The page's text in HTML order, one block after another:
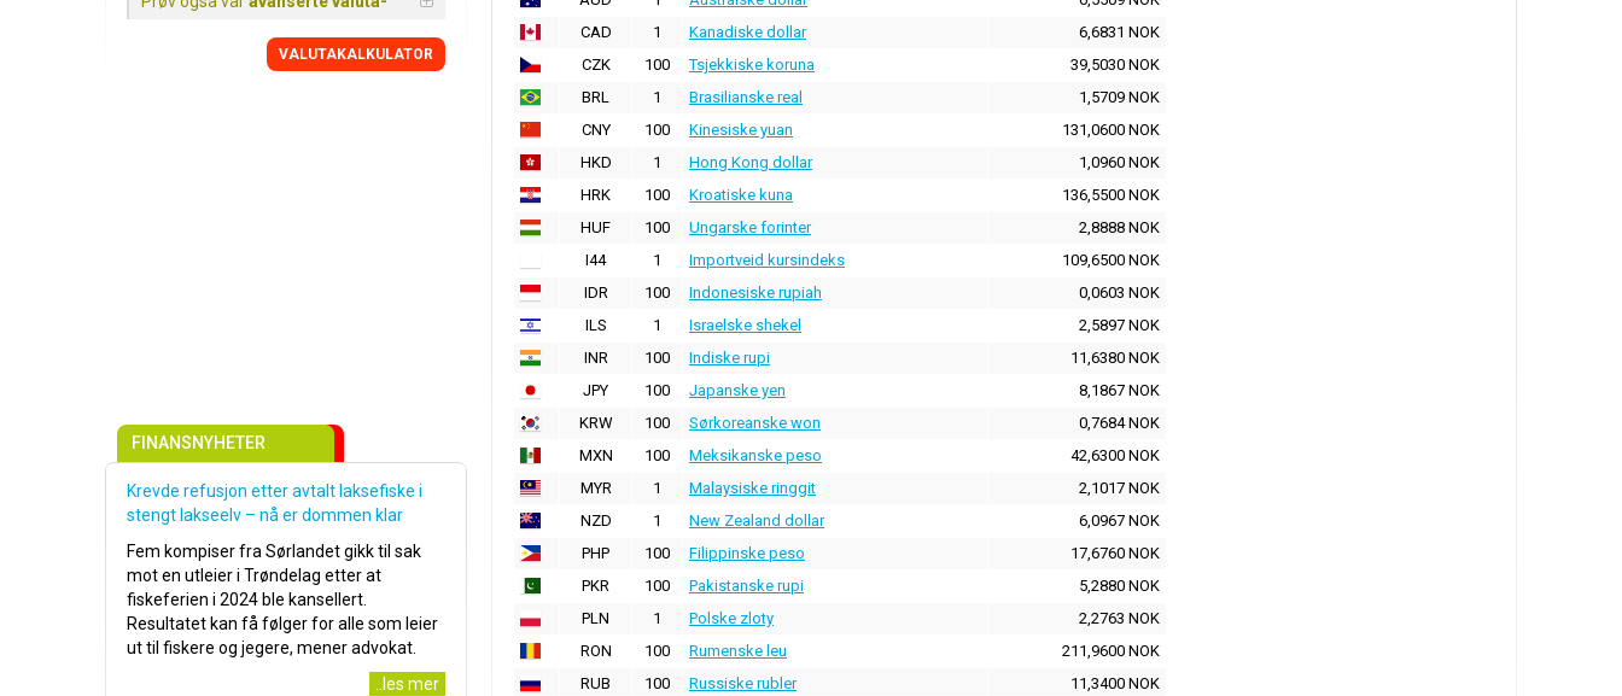
CAD
1 Kanadiske dollar
6,6831 NOK
CZK
100 Tsjekkiske koruna
39,5030 NOK
BRL
1 Brasilianske real
1,5709 NOK
CNY
100 Kinesiske yuan
131,0600 NOK
HKD
1 Hong Kong dollar
1,0960 NOK
HRK
100 Kroatiske kuna
136,5500 NOK
HUF
100 Ungarske forinter
2,8888 NOK
I44
1 Importveid kursindeks
109,6500 NOK
IDR
100 Indonesiske rupiah
0,0603 NOK
ILS
1 Israelske shekel
2,5897 NOK
INR
100 Indiske rupi
11,6380 NOK
JPY
100 Japanske yen
8,1867 NOK
KRW
100 Sørkoreanske won
0,7684 NOK
MXN
100 Meksikanske peso
42,6300 NOK
MYR
1 Malaysiske ringgit
2,1017 NOK
NZD
1 New Zealand dollar
6,0967 NOK
PHP
100 Filippinske peso
17,6760 NOK
PKR
100 Pakistanske rupi
5,2880 NOK
PLN
1 Polske zloty
2,2763 NOK
RON
100 Rumenske leu
211,9600 NOK
RUB
100 Russiske rubler
11,3400 NOK
VALUTAKALKULATOR
FINANSNYHETER
Krevde refusjon etter avtalt laksefiske i
stengt lakseelv – nå er dommen klar
Fem kompiser fra Sørlandet gikk til sak
mot en utleier i Trøndelag etter at
fiskeferien i 2024 ble kansellert.
Resultatet kan få følger for alle som leier
ut til fiskere og jegere, mener advokat.
..les mer